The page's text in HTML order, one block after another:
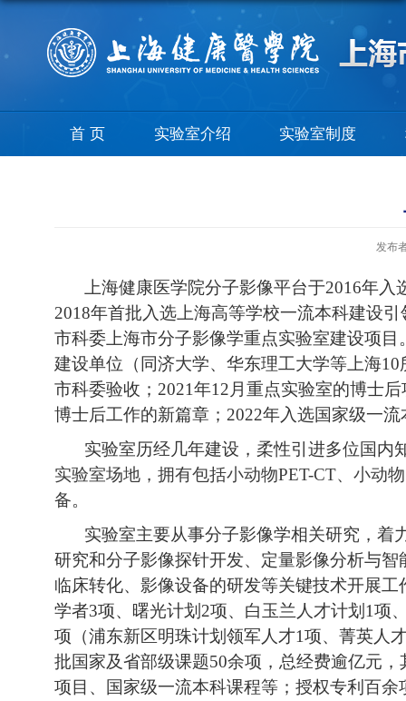
首 页 实验室介绍 实验室制度
发布
上海健康医学院分子影像平台于2016年
2018年首批入选上海高等学校一流本科建设
市科委上海市分子影像学重点实验室建设项
建设单位（同济大学、华东理工大学等上海
市科委验收；2021年12月重点实验室的博士
博士后工作的新篇章；2022年入选国家级一
实验室历经几年建设，柔性引进多位国内
实验室场地，拥有包括小动物PET-CT、小动
备。
实验室主要从事分子影像学相关研究，着
研究和分子影像探针开发、定量影像分析与
临床转化、影像设备的研发等关键技术开展
学者3项、曙光计划2项、白玉兰人才计划1项
项（浦东新区明珠计划领军人才1项、菁英人
批国家及省部级课题50余项，总经费逾亿元
项目、国家级一流本科课程等；授权专利百